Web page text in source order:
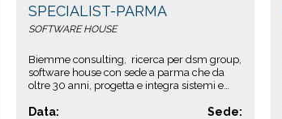
SPECIALIST-PARMA
SOFTWARE HOUSE
Biemme consulting, ricerca per dsm group,
software house con sede a parma che da
oltre 30 anni, progetta e integra sistemi e
Data:
Sede: